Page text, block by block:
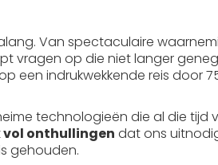
Van spectaculaire
vragen op die niet langer
een indrukwekkende reis door
technologieën die al die tijd
onthullingen dat ons
gehouden.